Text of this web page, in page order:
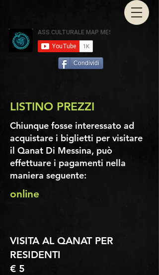
Condividi
LISTINO PREZZI
Chiunque fosse interessato ad
acquistare i biglietti per visitare
il Qanat Di Messina, può
effettuare i pagamenti nella
maniera seguente:
online
VISITA AL QANAT PER
RESIDENTI
€ 5